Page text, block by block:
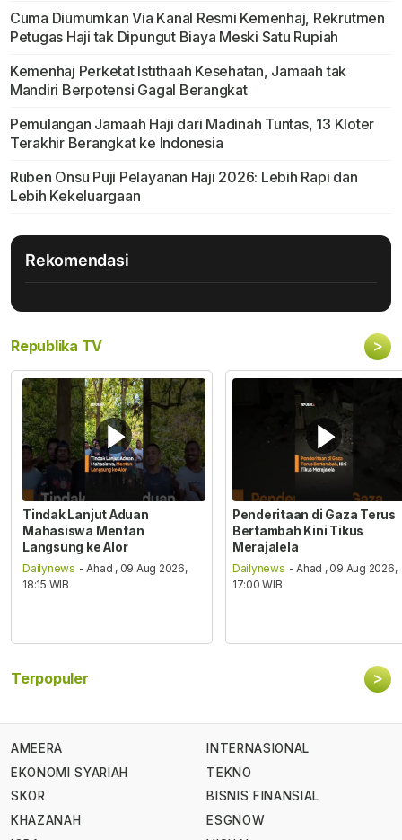
Cuma Diumumkan Via Kanal Resmi Kemenhaj, Rekrutmen
Petugas Haji tak Dipungut Biaya Meski Satu Rupiah
Kemenhaj Perketat Istithaah Kesehatan, Jamaah tak
Mandiri Berpotensi Gagal Berangkat
Pemulangan Jamaah Haji dari Madinah Tuntas, 13 Kloter
Terakhir Berangkat ke Indonesia
Ruben Onsu Puji Pelayanan Haji 2026: Lebih Rapi dan
Lebih Kekeluargaan
Rekomendasi
Republika TV >
Tindak Lanjut Aduan
Mahasiswa Mentan
Langsung ke Alor
Dailynews - Ahad , 09 Aug 2026,
18:15 WIB
Penderitaan di Gaza Terus
Bertambah Kini Tikus
Merajalela
Dailynews - Ahad , 09 Aug 2026,
17:00 WIB
Terpopuler >
AMEERA
EKONOMI SYARIAH
SKOR
KHAZANAH
INTERNASIONAL
TEKNO
BISNIS FINANSIAL
ESGNOW